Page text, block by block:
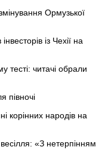
Ормузької
із Чехії на
тесті: читачі обрали
півночі
корінних народів на
«З нетерпінням